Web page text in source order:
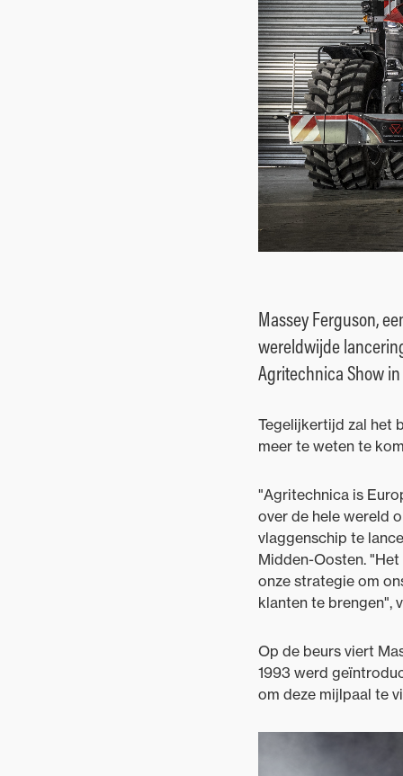
parkonderhoud
Gemengde
Massey Ferguson,
wereldwijde
Agritechnica Show in
Tegelijkertijd zal het
meer te weten te
"Agritechnica is
over de hele wereld
vlaggenschip te
Midden-Oosten.
onze strategie om
klanten te brengen",
Op de beurs viert
1993 werd
om deze mijlpaal te